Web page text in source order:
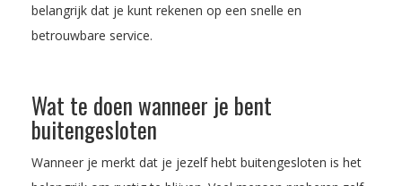
belangrijk dat je kunt rekenen op een snelle en
betrouwbare service.
Wat te doen wanneer je bent
buitengesloten
Wanneer je merkt dat je jezelf hebt buitengesloten is het